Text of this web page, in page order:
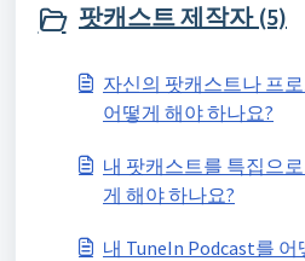
팟캐스트 제작자 (5)
자신의 팟캐스트나 프
어떻게 해야 하나요?
내 팟캐스트를 특집으
게 해야 하나요?
내 TuneIn Podcast를